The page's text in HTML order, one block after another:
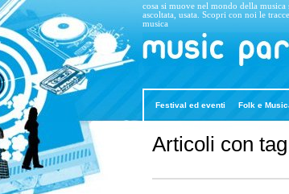
cosa si muove nel mondo della musica
ascoltata, usata. Scopri con noi le
musica
Festival ed eventi Folk e
Articoli con